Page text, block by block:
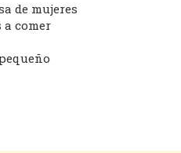
de mujeres
a comer